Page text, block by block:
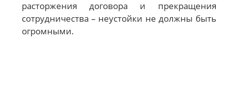
расторжения договора и прекращения
сотрудничества – неустойки не должны быть
огромными.